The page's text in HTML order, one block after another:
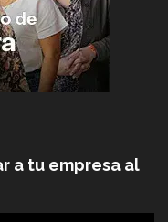
a tu empresa al